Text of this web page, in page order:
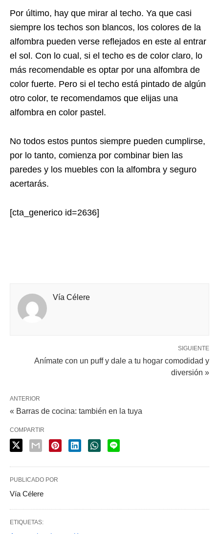
Por último, hay que mirar al techo. Ya que casi
siempre los techos son blancos, los colores de la
alfombra pueden verse reflejados en este al entrar
el sol. Con lo cual, si el techo es de color claro, lo
más recomendable es optar por una alfombra de
color fuerte. Pero si el techo está pintado de algún
otro color, te recomendamos que elijas una
alfombra en color pastel.
No todos estos puntos siempre pueden cumplirse,
por lo tanto, comienza por combinar bien las
paredes y los muebles con la alfombra y seguro
acertarás.
[cta_generico id=2636]
Vía Célere
SIGUIENTE
Anímate con un puff y dale a tu hogar comodidad y
diversión »
ANTERIOR
« Barras de cocina: también en la tuya
COMPARTIR
PUBLICADO POR
Vía Célere
ETIQUETAS: